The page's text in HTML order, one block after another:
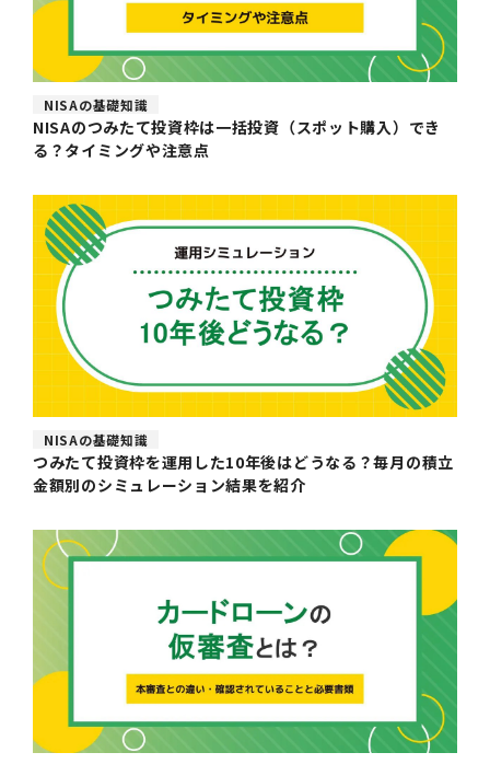
NISAの基礎知識
NISAのつみたて投資枠は一括投資（スポット購入）でき
る？タイミングや注意点
NISAの基礎知識
つみたて投資枠を運用した10年後はどうなる？毎月の積立
金額別のシミュレーション結果を紹介